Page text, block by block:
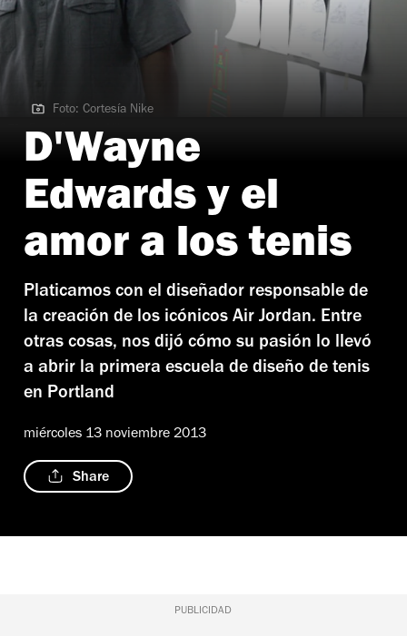
Foto: Cortesía Nike
Foto: Cortesía Nike
D'Wayne
Edwards y el
amor a los tenis
Platicamos con el diseñador responsable de
la creación de los icónicos Air Jordan. Entre
otras cosas, nos dijó cómo su pasión lo llevó
a abrir la primera escuela de diseño de tenis
en Portland
miércoles 13 noviembre 2013
Share
PUBLICIDAD